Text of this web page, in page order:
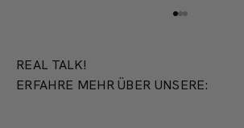
REAL TALK!
ERFAHRE MEHR ÜBER UNSERE: